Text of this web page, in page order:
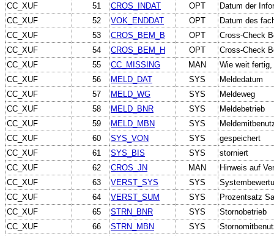
CC_XUF
51 CROS_INDAT OPT
Datum der
CC_XUF
52 VOK_ENDDAT OPT
Datum des
CC_XUF
53 CROS_BEM_B OPT
Cross-Check
CC_XUF
54 CROS_BEM_H OPT
Cross-Check
CC_XUF
55 CC_MISSING MAN
Wie weit
CC_XUF
56 MELD_DAT SYS
Meldedatum
CC_XUF
57 MELD_WG SYS
Meldeweg
CC_XUF
58 MELD_BNR SYS
Meldebetrieb
CC_XUF
59 MELD_MBN SYS
CC_XUF
60 SYS_VON SYS
gespeichert
CC_XUF
61 SYS_BIS SYS
storniert
CC_XUF
62 CROS_JN MAN
Hinweis auf
CC_XUF
63 VERST_SYS SYS
CC_XUF
64 VERST_SUM SYS
Prozentsatz
CC_XUF
65 STRN_BNR SYS
Stornobetrieb
CC_XUF
66 STRN_MBN SYS